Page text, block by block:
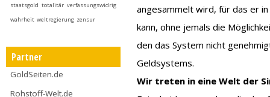
staatsgold totalitär verfassungswidrig
wahrheit weltregierung zensur
Partner
GoldSeiten.de
Rohstoff-Welt.de
angesammelt wird, für das er
kann, ohne jemals die
den das System nicht
Geldsystems.
Wir treten in eine Welt der